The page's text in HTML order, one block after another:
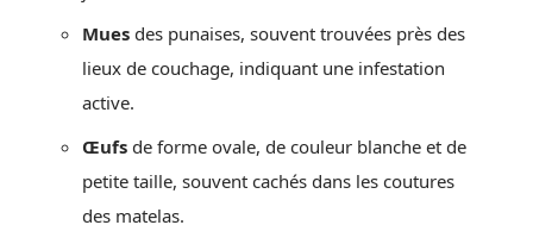
Mues des punaises, souvent trouvées près des
lieux de couchage, indiquant une infestation
active.
Œufs de forme ovale, de couleur blanche et de
petite taille, souvent cachés dans les coutures
des matelas.